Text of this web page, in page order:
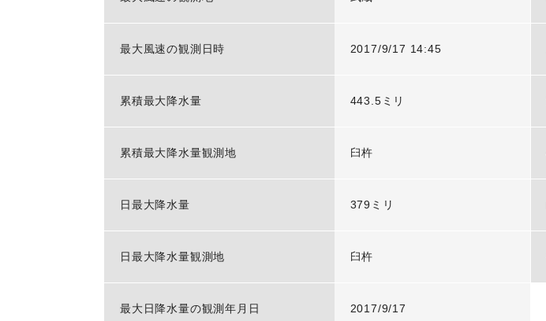
最大風速の観測日時 2017/9/17 14:45
累積最大降水量 443.5ミリ
累積最大降水量観測地 臼杵
日最大降水量 379ミリ
日最大降水量観測地 臼杵
最大日降水量の観測年月日 2017/9/17